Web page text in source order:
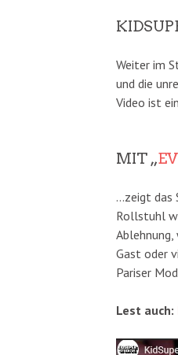
Weiter im
und die
Video ist
MIT „
…zeigt das
Rollstuhl
Gast oder
Pariser
Lest auch: